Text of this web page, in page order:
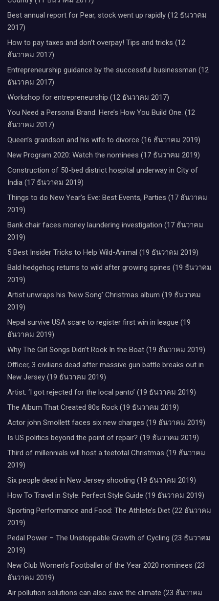
Best annual report for Pear, stock went up rapidly (12 ธันวาคม
2017)
How to pay taxes and don’t overpay! Tips and tricks (12
ธันวาคม 2017)
Entrepreneurship guidance by the successful businessman (12
ธันวาคม 2017)
Workshop for entrepreneurship (12 ธันวาคม 2017)
You Need a Personal Brand. Here’s How You Build One. (12
ธันวาคม 2017)
Queen’s grandson and his wife to divorce (16 ธันวาคม 2019)
New Program 2020: Watch the nominees (17 ธันวาคม 2019)
Construction of 50-bed district hospital underway in City of
India (17 ธันวาคม 2019)
Things to do New Year’s Eve: Best Events, Parties (17 ธันวาคม
2019)
Bank chair faces money laundering investigation (17 ธันวาคม
2019)
5 Best Insider Tricks to Help Wild-Animal (19 ธันวาคม 2019)
Bald hedgehog returns to wild after growing spines (19 ธันวาคม
2019)
Artist unwraps his ‘New Song’ Christmas album (19 ธันวาคม
2019)
Nepal survive USA scare to register first win in league (19
ธันวาคม 2019)
Why The Girl Songs Didn’t Rock In the Boat (19 ธันวาคม 2019)
Officer, 3 civilians dead after massive gun battle breaks out in
New Jersey (19 ธันวาคม 2019)
Artist: ‘I got rejected for the local panto’ (19 ธันวาคม 2019)
The Album That Created 80s Rock (19 ธันวาคม 2019)
Actor john Smollett faces six new charges (19 ธันวาคม 2019)
Is US politics beyond the point of repair? (19 ธันวาคม 2019)
Third of millennials will host a teetotal Christmas (19 ธันวาคม
2019)
Six people dead in New Jersey shooting (19 ธันวาคม 2019)
How To Travel in Style: Perfect Style Guide (19 ธันวาคม 2019)
Sporting Performance and Food: The Athlete’s Diet (22 ธันวาคม
2019)
Pedal Power – The Unstoppable Growth of Cycling (23 ธันวาคม
2019)
New Club Women’s Footballer of the Year 2020 nominees (23
ธันวาคม 2019)
Air pollution solutions can also save the climate (23 ธันวาคม